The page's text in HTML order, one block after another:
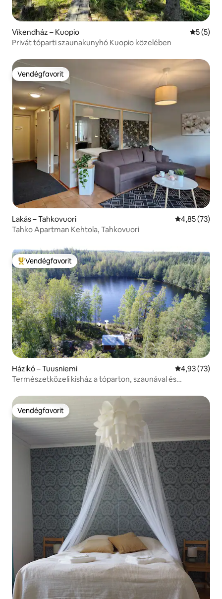
Víkendház – Kuopio Átlagos
5 (5)
Privát tóparti szaunakunyhó Kuopio közelében
Vendégfavorit
Vendégfavorit
Lakás – Tahkovuori Átlagos
4,85 (73)
Tahko Apartman Kehtola, Tahkovuori
Kiemelt vendégfavorit
Vendégfavorit
Házikó – Tuusniemi Átlagos
4,93 (73)
Természetközeli kisház a tóparton, szaunával és
Vendégfavorit
Vendégfavorit